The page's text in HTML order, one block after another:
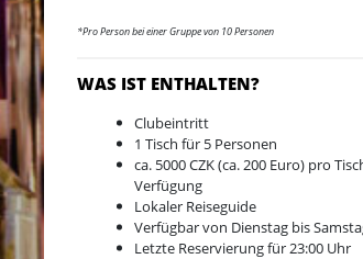
*Pro Person bei einer Gruppe von 10 Personen
WAS IST ENTHALTEN?
Clubeintritt
1 Tisch für 5 Personen
ca. 5000 CZK (ca. 200 Euro) pro
Verfügung
Lokaler Reiseguide
Verfügbar von Dienstag bis
Letzte Reservierung für 23:00 Uhr